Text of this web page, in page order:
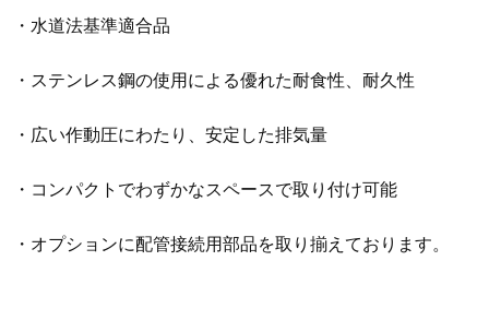
・水道法基準適合品
・ステンレス鋼の使用による優れた耐食性、耐久性
・広い作動圧にわたり、安定した排気量
・コンパクトでわずかなスペースで取り付け可能
・オプションに配管接続用部品を取り揃えております。